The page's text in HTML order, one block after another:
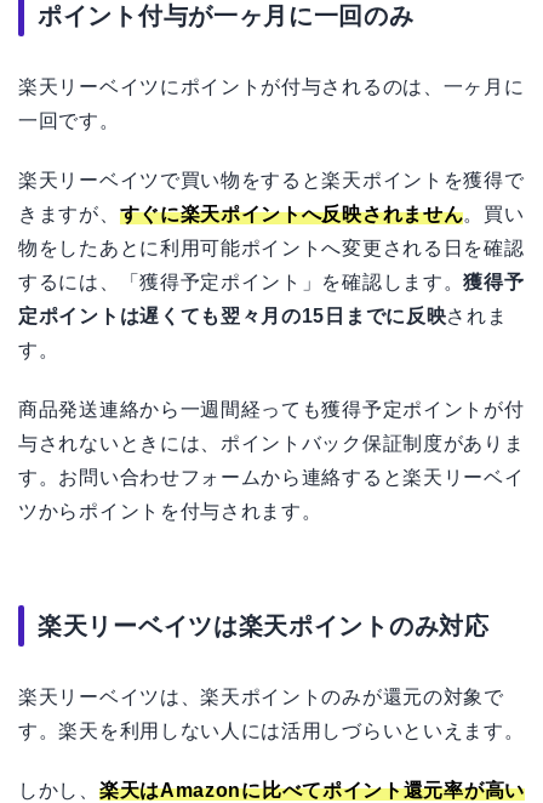
ポイント付与が一ヶ月に一回のみ
楽天リーベイツにポイントが付与されるのは、一ヶ月に
一回です。
楽天リーベイツで買い物をすると楽天ポイントを獲得で
きますが、 すぐに楽天ポイントへ反映されません。買い
物をしたあとに利用可能ポイントへ変更される日を確認
するには、「獲得予定ポイント」を確認します。獲得予
定ポイントは遅くても翌々月の15日までに反映されま
す。
商品発送連絡から一週間経っても獲得予定ポイントが付
与されないときには、ポイントバック保証制度がありま
す。お問い合わせフォームから連絡すると楽天リーベイ
ツからポイントを付与されます。
楽天リーベイツは楽天ポイントのみ対応
楽天リーベイツは、楽天ポイントのみが還元の対象で
す。楽天を利用しない人には活用しづらいといえます。
しかし、 楽天はAmazonに比べてポイント還元率が高い